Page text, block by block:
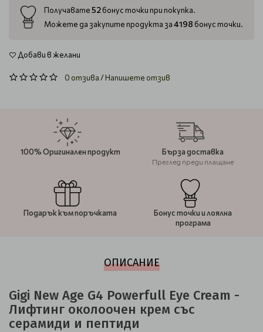
Получавате52бонус точки при покупка.
Можете да закупите продукта за4198 бонус точки.
Добави в желани
0 отзива/Напишете отзив
100% Оригинален продукт Бърза доставка
Преглед преди плащане
Подарък към поръчката
Бонус точки и лоялна
програма
ОПИСАНИЕ
Gigi New Age G4 Powerfull Eye Cream -
Лифтинг околоочен крем със
серамиди и пептиди